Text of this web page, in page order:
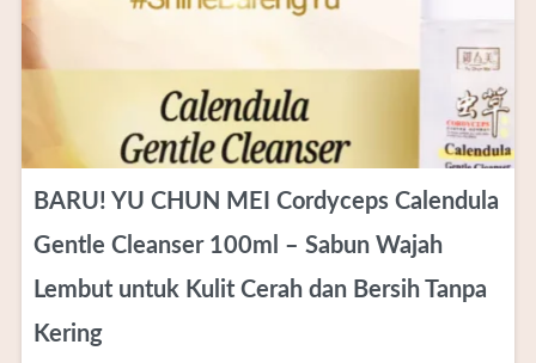
BARU! YU CHUN MEI Cordyceps Calendula
Gentle Cleanser 100ml – Sabun Wajah
Lembut untuk Kulit Cerah dan Bersih Tanpa
Kering